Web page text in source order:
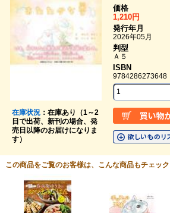
在庫状況：在庫あり（1～2
日で出荷、新刊の場合、発
売日以降のお届けになりま
す）
価格
1,210円
発行年月
2026年05月
判型
Ａ５
ISBN
9784286273648
この商品をご覧のお客様は、こんな商品もチェック